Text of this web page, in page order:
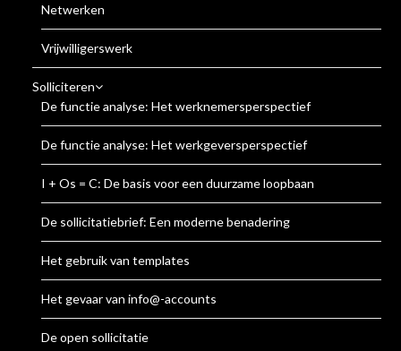
Netwerken
Vrijwilligerswerk
Solliciteren
De functie analyse: Het werknemersperspectief
De functie analyse: Het werkgeversperspectief
I + Os = C: De basis voor een duurzame loopbaan
De sollicitatiebrief: Een moderne benadering
Het gebruik van templates
Het gevaar van info@-accounts
De open sollicitatie